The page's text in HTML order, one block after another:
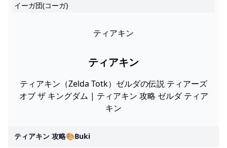
イーガ団(コーガ)
ティアキン
ティアキン
ティアキン（Zelda Totk）ゼルダの伝説 ティアーズ
オブ ザ キングダム | ティアキン 攻略 ゼルダ ティア
キン
ティアキン 攻略🎨buki